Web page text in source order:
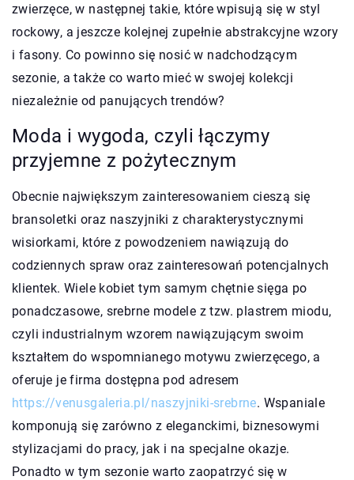
zwierzęce, w następnej takie, które wpisują się w styl
rockowy, a jeszcze kolejnej zupełnie abstrakcyjne wzory
i fasony. Co powinno się nosić w nadchodzącym
sezonie, a także co warto mieć w swojej kolekcji
niezależnie od panujących trendów?
Moda i wygoda, czyli łączymy
przyjemne z pożytecznym
Obecnie największym zainteresowaniem cieszą się
bransoletki oraz naszyjniki z charakterystycznymi
wisiorkami, które z powodzeniem nawiązują do
codziennych spraw oraz zainteresowań potencjalnych
klientek. Wiele kobiet tym samym chętnie sięga po
ponadczasowe, srebrne modele z tzw. plastrem miodu,
czyli industrialnym wzorem nawiązującym swoim
kształtem do wspomnianego motywu zwierzęcego, a
oferuje je firma dostępna pod adresem
https://venusgaleria.pl/naszyjniki-srebrne. Wspaniale
komponują się zarówno z eleganckimi, biznesowymi
stylizacjami do pracy, jak i na specjalne okazje.
Ponadto w tym sezonie warto zaopatrzyć się w